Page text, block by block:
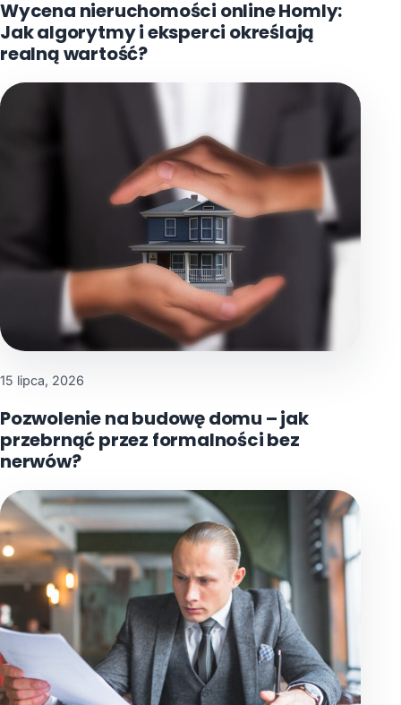
Wycena nieruchomości online Homly:
Jak algorytmy i eksperci określają
realną wartość?
15 lipca, 2026
Pozwolenie na budowę domu – jak
przebrnąć przez formalności bez
nerwów?